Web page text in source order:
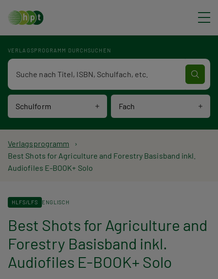
VERLAGSPROGRAMM DURCHSUCHEN
Schulform Fach
Verlagsprogramm Volltextsuche
P
f
d
n
a
v
Verlagsprogramm
Best Shots for Agriculture and Forestry Basisband inkl.
Audiofiles E-BOOK+ Solo
HLFS/LFS ENGLISCH
Best Shots for Agriculture and
Forestry Basisband inkl.
Audiofiles E-BOOK+ Solo